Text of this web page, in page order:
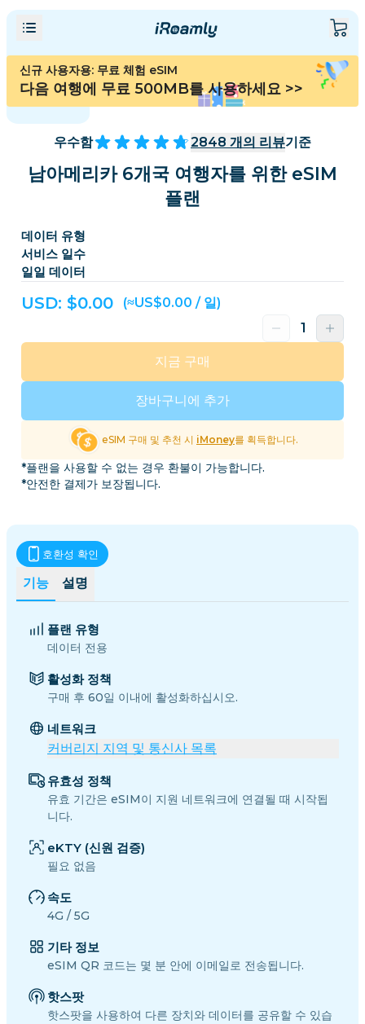
신규 사용자용: 무료 체험 eSIM
다음 여행에 무료 500MB를 사용하세요 >>
우수함 2848 개의 리뷰기준
남아메리카 6개국 여행자를 위한 eSIM
플랜
데이터 유형
서비스 일수
일일 데이터
USD: $0.00 (≈US$0.00 / 일)
장바구니에 추가
지금 구매
eSIM 구매 및 추천 시 iMoney를 획득합니다.
*플랜을 사용할 수 없는 경우 환불이 가능합니다.
*안전한 결제가 보장됩니다.
기능 설명
호환성 확인
플랜 유형
데이터 전용
활성화 정책
구매 후 60일 이내에 활성화하십시오.
네트워크
커버리지 지역 및 통신사 목록
유효성 정책
유효 기간은 eSIM이 지원 네트워크에 연결될 때 시작됩
니다.
eKTY (신원 검증)
필요 없음
속도
4G / 5G
기타 정보
eSIM QR 코드는 몇 분 안에 이메일로 전송됩니다.
핫스팟
핫스팟을 사용하여 다른 장치와 데이터를 공유할 수 있습